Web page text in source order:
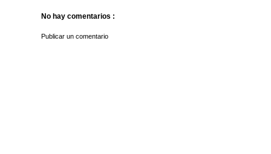
No hay comentarios :
Publicar un comentario